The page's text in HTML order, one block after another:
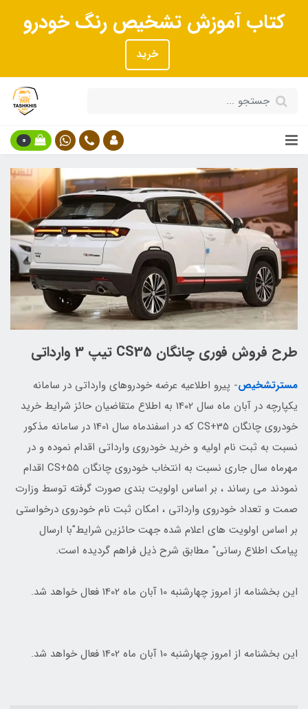
کتاب آموزش تشخیص رنگ خودرو
خرید
0
طرح فروش فوری چانگان CS35 تیپ 3 وارداتی
مسترتشخیص- پيرو اطلاعيه عرضه خودروهاي وارداتي در سامانه
يكپارچه در آبان ماه سال 1402 به اطلاع متقاضيان حائز شرايط خريد
خودروي چانگان 35+CS که در اسفندماه سال 1401 در سامانه مذکور
نسبت به ثبت نام اوليه و خريد خودروي وارداتي اقدام نموده و در
مهرماه سال جاري نسبت به انتخاب خودروي چانگان 55+CS اقدام
نمودند مي رساند ، بر اساس اولويت بندي صورت گرفته توسط وزارت
صمت و تعداد خودروي وارداتي ، امكان ثبت نام خودروي درخواستي
بر اساس اولويت هاي اعلام شده جهت حائزين شرايط"با ارسال
پيامک اطلاع رساني" مطابق شرح ذيل فراهم گرديده است.
این بخشنامه از امروز چهارشنبه 10 آبان ماه 1402 فعال خواهد شد.
این بخشنامه از امروز چهارشنبه 10 آبان ماه 1402 فعال خواهد شد.